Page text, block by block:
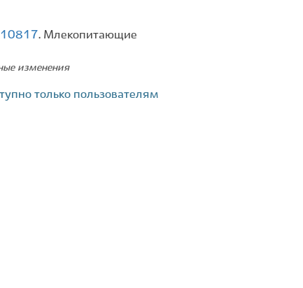
. Млекопитающие
изменения
только пользователям